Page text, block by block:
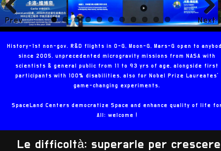
Prev
ious
Next
History-1st non-gov. R&D flights in 0-G, Moon-G, Mars-G open to
since 2005, unprecedented microgravity missions from NASA with
scientists & general public from 11 to 93 yrs of age, alongside first
participants with 100% disabilities, also for Nobel Prize Laureates'
game-changing experiments.
SpaceLand Centers democratize Space and enhance quality of life
All: welcome !
Le difficoltà: superarle per crescere